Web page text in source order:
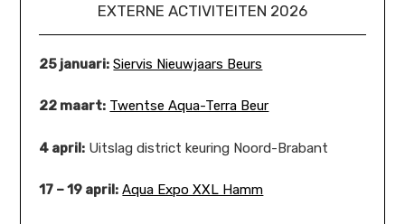
EXTERNE ACTIVITEITEN 2026
25 januari: Siervis Nieuwjaars Beurs
22 maart: Twentse Aqua-Terra Beur
4 april: Uitslag district keuring Noord-Brabant
17 – 19 april: Aqua Expo XXL Hamm